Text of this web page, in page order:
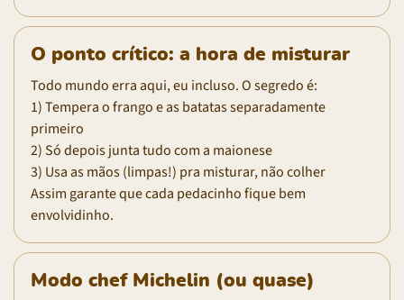
O ponto crítico: a hora de misturar
Todo mundo erra aqui, eu incluso. O segredo é:
1) Tempera o frango e as batatas separadamente
primeiro
2) Só depois junta tudo com a maionese
3) Usa as mãos (limpas!) pra misturar, não colher
Assim garante que cada pedacinho fique bem
envolvidinho.
Modo chef Michelin (ou quase)